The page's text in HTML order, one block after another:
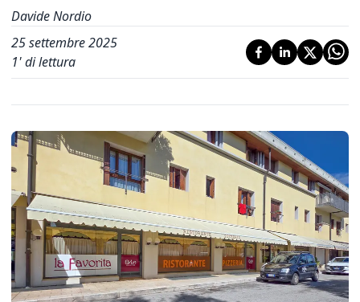
Davide Nordio
25 settembre 2025
1' di lettura